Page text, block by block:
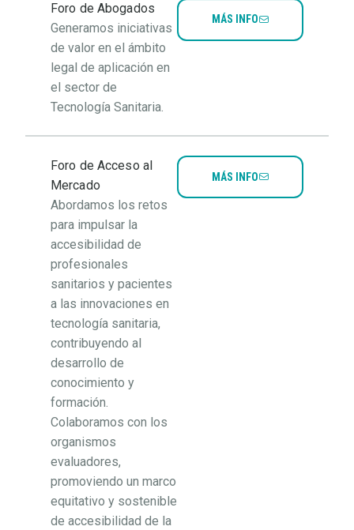
Foro de Abogados
Generamos iniciativas
de valor en el ámbito
legal de aplicación en
el sector de
Tecnología Sanitaria.
MÁS INFO
Foro de Acceso al
Mercado
Abordamos los retos
para impulsar la
accesibilidad de
profesionales
sanitarios y pacientes
a las innovaciones en
tecnología sanitaria,
contribuyendo al
desarrollo de
conocimiento y
formación.
Colaboramos con los
organismos
evaluadores,
promoviendo un marco
equitativo y sostenible
de accesibilidad de la
MÁS INFO